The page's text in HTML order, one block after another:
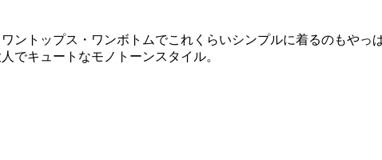
ントップス・ワンボトムでこれくらいシンプルに着るのもや
でキュートなモノトーンスタイル。